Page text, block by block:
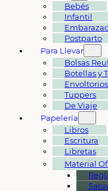
Bebés
Infantil
Postparto
Para Llevar
Bolsas
Botellas y
Tuppers
De Viaje
Papelería
Libros
Escritura
Libretas
Material